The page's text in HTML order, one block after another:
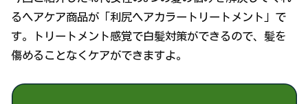
るヘアケア商品が「利尻ヘアカラートリートメント」で
す。トリートメント感覚で白髪対策ができるので、髪を
傷めることなくケアができますよ。